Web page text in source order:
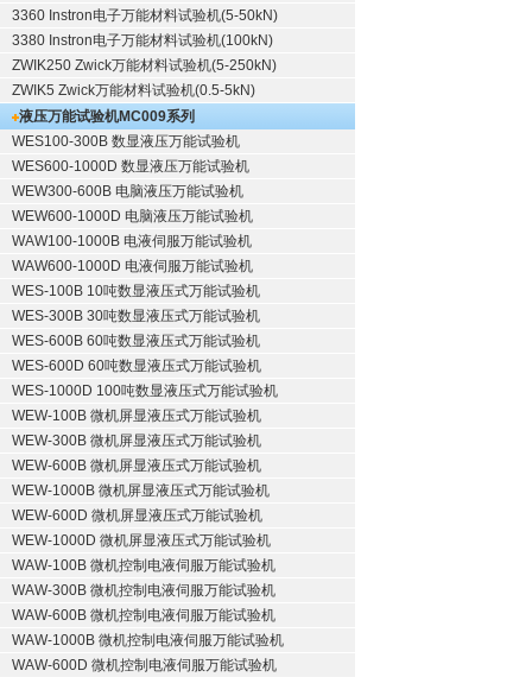
3360 Instron电子万能材料试验机(5-50kN)
3380 Instron电子万能材料试验机(100kN)
ZWIK250 Zwick万能材料试验机(5-250kN)
ZWIK5 Zwick万能材料试验机(0.5-5kN)
液压万能试验机MC009系列
WES100-300B 数显液压万能试验机
WES600-1000D 数显液压万能试验机
WEW300-600B 电脑液压万能试验机
WEW600-1000D 电脑液压万能试验机
WAW100-1000B 电液伺服万能试验机
WAW600-1000D 电液伺服万能试验机
WES-100B 10吨数显液压式万能试验机
WES-300B 30吨数显液压式万能试验机
WES-600B 60吨数显液压式万能试验机
WES-600D 60吨数显液压式万能试验机
WES-1000D 100吨数显液压式万能试验机
WEW-100B 微机屏显液压式万能试验机
WEW-300B 微机屏显液压式万能试验机
WEW-600B 微机屏显液压式万能试验机
WEW-1000B 微机屏显液压式万能试验机
WEW-600D 微机屏显液压式万能试验机
WEW-1000D 微机屏显液压式万能试验机
WAW-100B 微机控制电液伺服万能试验机
WAW-300B 微机控制电液伺服万能试验机
WAW-600B 微机控制电液伺服万能试验机
WAW-1000B 微机控制电液伺服万能试验机
WAW-600D 微机控制电液伺服万能试验机